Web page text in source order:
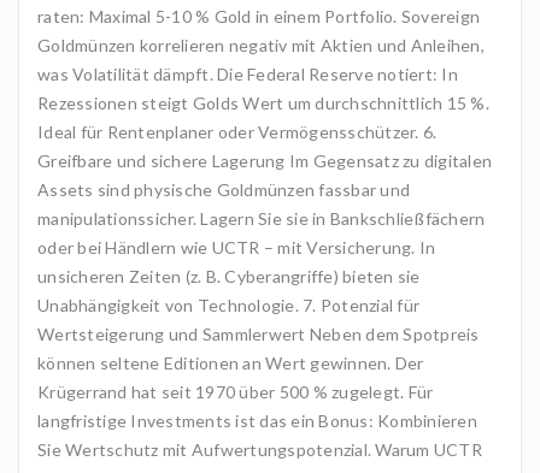
raten: Maximal 5-10 % Gold in einem Portfolio. Sovereign
Goldmünzen korrelieren negativ mit Aktien und Anleihen,
was Volatilität dämpft. Die Federal Reserve notiert: In
Rezessionen steigt Golds Wert um durchschnittlich 15 %.
Ideal für Rentenplaner oder Vermögensschützer. 6.
Greifbare und sichere Lagerung Im Gegensatz zu digitalen
Assets sind physische Goldmünzen fassbar und
manipulationssicher. Lagern Sie sie in Bankschließfächern
oder bei Händlern wie UCTR – mit Versicherung. In
unsicheren Zeiten (z. B. Cyberangriffe) bieten sie
Unabhängigkeit von Technologie. 7. Potenzial für
Wertsteigerung und Sammlerwert Neben dem Spotpreis
können seltene Editionen an Wert gewinnen. Der
Krügerrand hat seit 1970 über 500 % zugelegt. Für
langfristige Investments ist das ein Bonus: Kombinieren
Sie Wertschutz mit Aufwertungspotenzial. Warum UCTR